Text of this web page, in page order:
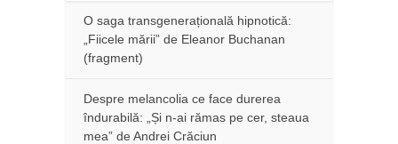
O saga transgenerațională hipnotică:
„Fiicele mării” de Eleanor Buchanan
(fragment)
Despre melancolia ce face durerea
îndurabilă: „Și n-ai rămas pe cer, steaua
mea” de Andrei Crăciun